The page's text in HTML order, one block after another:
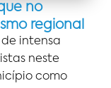
no
regional
intensa
neste
como